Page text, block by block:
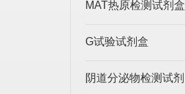
MAT热原检测试剂盒
G试验试剂盒
阴道分泌物检测试剂